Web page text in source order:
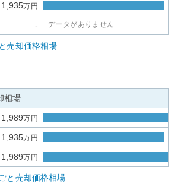
1,935万円
- データがありません
売却価格相場
相場
1,989万円
1,935万円
1,989万円
と売却価格相場